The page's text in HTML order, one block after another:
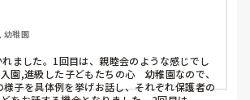
幼稚園
ました。1回目は、親睦会のような感じでし
園,進級した子どもたちの心　幼稚園なので、
子を具体例を挙げお話し、それぞれ保護者の